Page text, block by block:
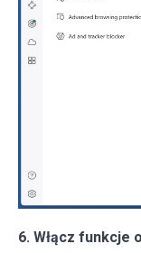
6. Włącz funkcje